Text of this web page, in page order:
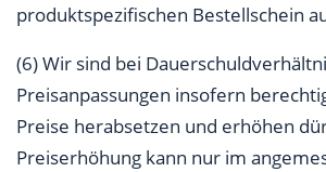
produktspezifischen Bestellschein
(6) Wir sind bei
Preisanpassungen insofern
Preise herabsetzen und erhöhen
Preiserhöhung kann nur im